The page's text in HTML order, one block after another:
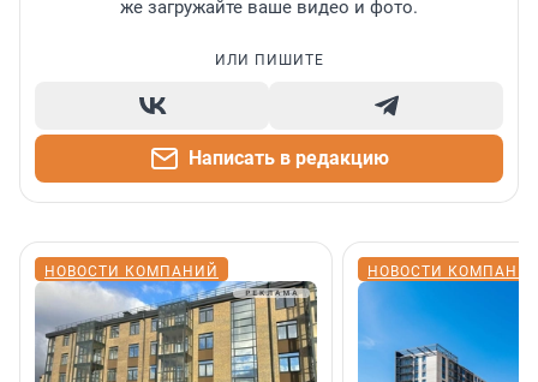
же загружайте ваше видео и фото.
ИЛИ ПИШИТЕ
Написать в редакцию
НОВОСТИ КОМПАНИЙ НОВОСТИ